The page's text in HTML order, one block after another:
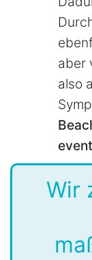
aber
also
Wir